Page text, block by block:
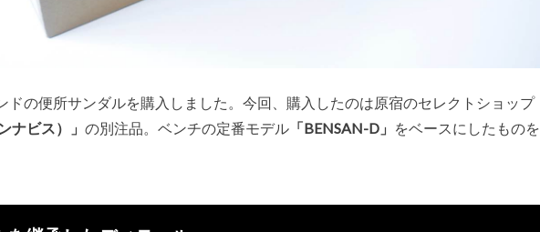
ドの便所サンダルを購入しました。今回、購入したのは原宿のセレクトショップ
ナビス）」 の別注品。ベンチの定番モデル 「BENSAN-D」 をベースにしたものを